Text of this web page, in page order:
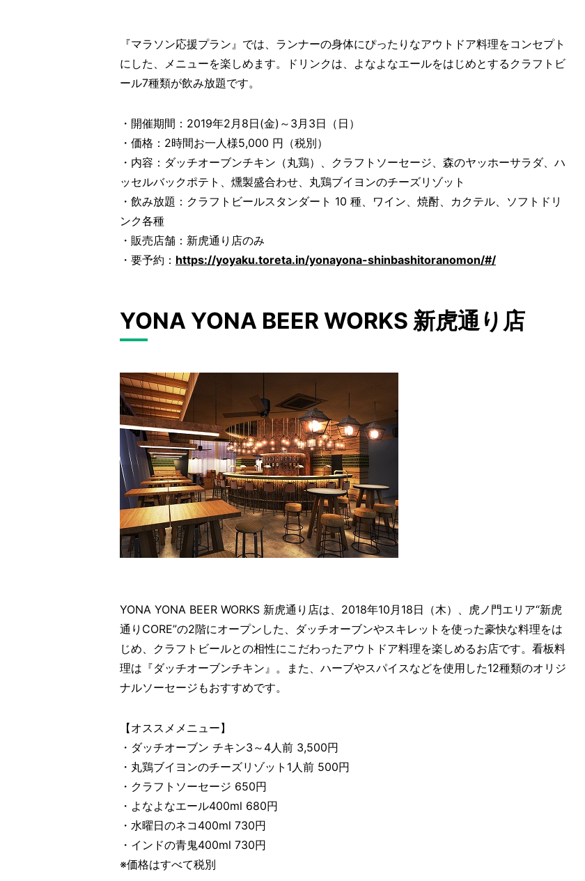
『マラソン応援プラン』では、ランナーの身体にぴったりなアウトドア料理をコンセプト
にした、メニューを楽しめます。ドリンクは、よなよなエールをはじめとするクラフトビ
ール7種類が飲み放題です。
・開催期間：2019年2月8日(金)～3月3日（日）
・価格：2時間お一人様5,000 円（税別）
・内容：ダッチオーブンチキン（丸鶏）、クラフトソーセージ、森のヤッホーサラダ、ハ
ッセルバックポテト、燻製盛合わせ、丸鶏ブイヨンのチーズリゾット
・飲み放題：クラフトビールスタンダート 10 種、ワイン、焼酎、カクテル、ソフトドリ
ンク各種
・販売店舗：新虎通り店のみ
・要予約： https://yoyaku.toreta.in/yonayona-shinbashitoranomon/#/
YONA YONA BEER WORKS 新虎通り店
YONA YONA BEER WORKS 新虎通り店は、2018年10月18日（木）、虎ノ門エリア“新虎
通りCORE”の2階にオープンした、ダッチオーブンやスキレットを使った豪快な料理をは
じめ、クラフトビールとの相性にこだわったアウトドア料理を楽しめるお店です。看板料
理は『ダッチオーブンチキン』。また、ハーブやスパイスなどを使用した12種類のオリジ
ナルソーセージもおすすめです。
【オススメメニュー】
・ダッチオーブン チキン3～4人前 3,500円
・丸鶏ブイヨンのチーズリゾット1人前 500円
・クラフトソーセージ 650円
・よなよなエール400ml 680円
・水曜日のネコ400ml 730円
・インドの青鬼400ml 730円
※価格はすべて税別